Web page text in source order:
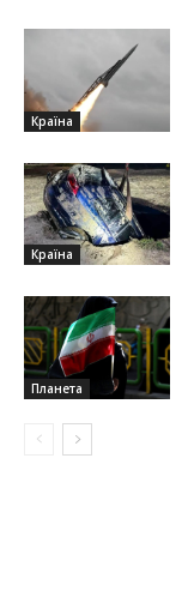
Країна
Країна
Планета